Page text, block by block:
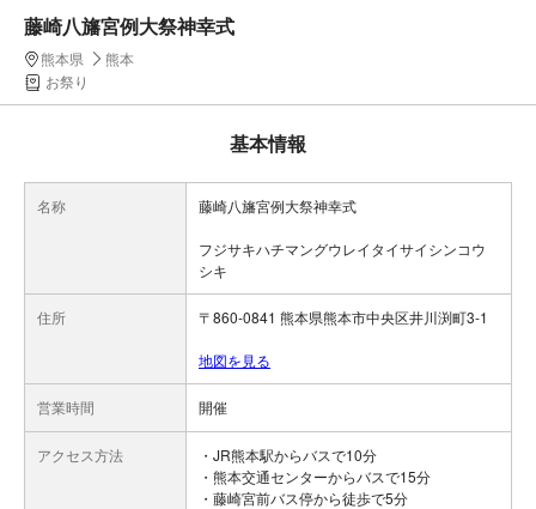
藤崎八旛宮例大祭神幸式
熊本県
熊本
お祭り
基本情報
名称 藤崎八旛宮例大祭神幸式
フジサキハチマングウレイタイサイシンコウ
シキ
住所 〒860-0841 熊本県熊本市中央区井川渕町3-1
地図を見る
営業時間 開催
アクセス方法
・JR熊本駅からバスで10分
・熊本交通センターからバスで15分
・藤崎宮前バス停から徒歩で5分